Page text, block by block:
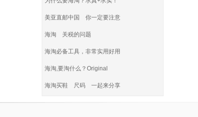
美亚直邮中国 你一定要注意
海淘 关税的问题
海淘必备工具，非常实用好用
海淘,要淘什么？Original
海淘买鞋 尺码 一起来分享